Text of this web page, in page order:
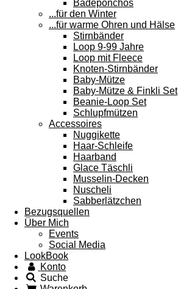
Badeponchos
...für den Winter
...für warme Ohren und Hälse
Stirnbänder
Loop 9-99 Jahre
Loop mit Fleece
Knoten-Stirnbänder
Baby-Mütze
Baby-Mütze & Finkli Set
Beanie-Loop Set
Schlupfmützen
Accessoires
Nuggikette
Haar-Schleife
Haarband
Glace Täschli
Musselin-Decken
Nuscheli
Sabberlätzchen
Bezugsquellen
Über Mich
Events
Social Media
LookBook
Konto
Suche